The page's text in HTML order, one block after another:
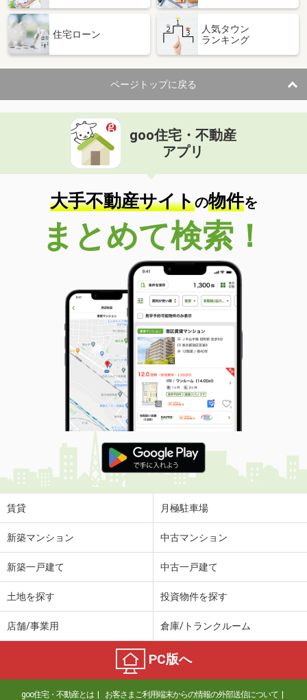
住宅ローン
人気タウン
ランキング
ページトップに戻る
goo住宅・不動産
アプリ
大手不動産サイトの物件を
まとめて検索！
賃貸 月極駐車場
新築マンション 中古マンション
新築一戸建て 中古一戸建て
土地を探す 投資物件を探す
店舗/事業用 倉庫/トランクルーム
PC版へ
goo住宅・不動産とは お客さまご利用端末からの情報の外部送信について